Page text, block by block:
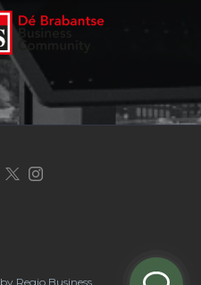
Regio Business